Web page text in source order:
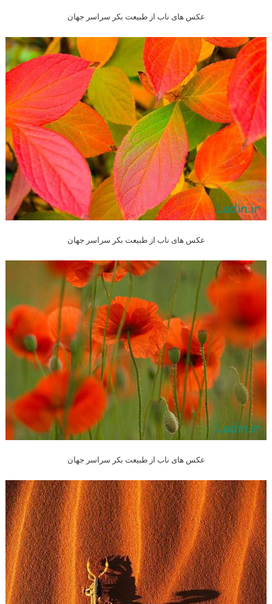
عکس های ناب از طبیعت بکر سراسر جهان
عکس های ناب از طبیعت بکر سراسر جهان
عکس های ناب از طبیعت بکر سراسر جهان